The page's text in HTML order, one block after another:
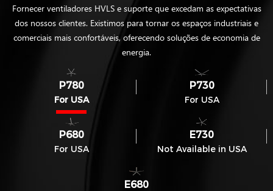
Fornecer ventiladores HVLS e suporte que excedam as expectativas
dos nossos clientes. Existimos para tornar os espaços industriais e
comerciais mais confortáveis, oferecendo soluções de economia de
energia.
P780
For USA
P730
For USA
P680
For USA
E730
Not Available in USA
E680